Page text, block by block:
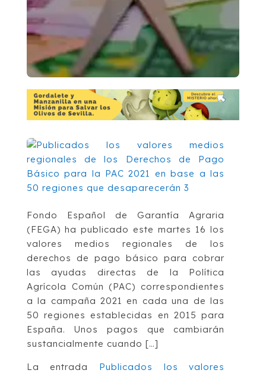
Fondo Español de Garantía Agraria
(FEGA) ha publicado este martes 16 los
valores medios regionales de los
derechos de pago básico para cobrar
las ayudas directas de la Política
Agrícola Común (PAC) correspondientes
a la campaña 2021 en cada una de las
50 regiones establecidas en 2015 para
España. Unos pagos que cambiarán
sustancialmente cuando […]
La entrada Publicados los valores